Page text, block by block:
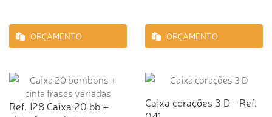
ORÇAMENTO ORÇAMENTO
Ref. 128 Caixa 20 bb +
Caixa corações 3 D - Ref.